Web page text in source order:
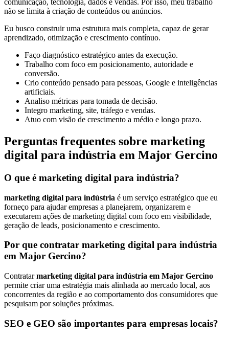
comunicação, tecnologia, dados e vendas. Por isso, meu trabalho
não se limita à criação de conteúdos ou anúncios.
Eu busco construir uma estrutura mais completa, capaz de gerar
aprendizado, otimização e crescimento contínuo.
Faço diagnóstico estratégico antes da execução.
Trabalho com foco em posicionamento, autoridade e
conversão.
Crio conteúdo pensado para pessoas, Google e inteligências
artificiais.
Analiso métricas para tomada de decisão.
Integro marketing, site, tráfego e vendas.
Atuo com visão de crescimento a médio e longo prazo.
Perguntas frequentes sobre marketing
digital para indústria em Major Gercino
O que é marketing digital para indústria?
marketing digital para indústria é um serviço estratégico que eu
forneço para ajudar empresas a planejarem, organizarem e
executarem ações de marketing digital com foco em visibilidade,
geração de leads, posicionamento e crescimento.
Por que contratar marketing digital para indústria
em Major Gercino?
Contratarmarketing digital para indústria em Major Gercino
permite criar uma estratégia mais alinhada ao mercado local, aos
concorrentes da região e ao comportamento dos consumidores que
pesquisam por soluções próximas.
SEO e GEO são importantes para empresas locais?